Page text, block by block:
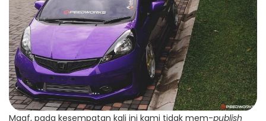
Maaf, pada kesempatan kali ini kami tidak mem-publish